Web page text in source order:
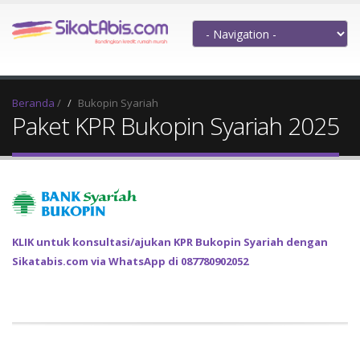
Beranda / Bukopin Syariah
Paket KPR Bukopin Syariah 2025
KLIK untuk konsultasi/ajukan KPR Bukopin Syariah dengan
Sikatabis.com via WhatsApp di 087780902052